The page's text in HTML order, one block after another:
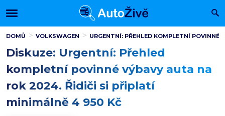
DOMŮ VOLKSWAGEN URGENTNÍ: PŘEHLED KOMPLETNÍ
Diskuze: Urgentní: Přehled
kompletní povinné výbavy auta na
rok 2024. Řidiči si připlatí
minimálně 4 950 Kč